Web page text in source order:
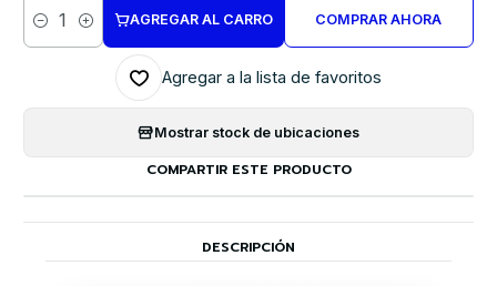
Cantidad
AGREGAR AL CARRO COMPRAR AHORA
Agregar a la lista de favoritos
Mostrar stock de ubicaciones
COMPARTIR ESTE PRODUCTO
DESCRIPCIÓN